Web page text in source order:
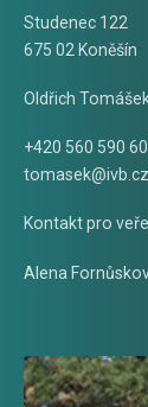
Studenec 122
675 02 Koněšín
Oldřich
+420 560 590
tomasek@ivb.cz
Kontakt pro
Alena